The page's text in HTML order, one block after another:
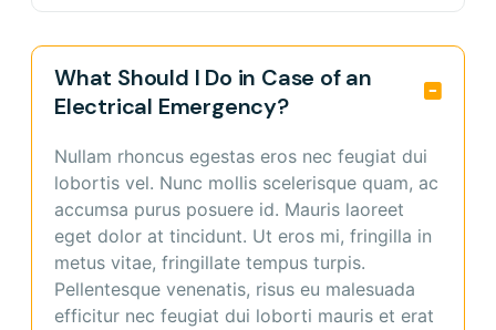
nunc molestie pellentesque. Morbi vehicula
imperdiet ante, et dapibus eros laoreet eget.
Nulla mattis ipsum id eros eleifend luctus.
Mauris et erat sed leo porttitor dapibus sed
laoreet sem seduted gravida tiam eleifend
porta neque dolore.
What Should I Do in Case of an
Electrical Emergency?
Nullam rhoncus egestas eros nec feugiat dui
lobortis vel. Nunc mollis scelerisque quam, ac
accumsa purus posuere id. Mauris laoreet
eget dolor at tincidunt. Ut eros mi, fringilla in
metus vitae, fringillate tempus turpis.
Pellentesque venenatis, risus eu malesuada
efficitur nec feugiat dui loborti mauris et erat